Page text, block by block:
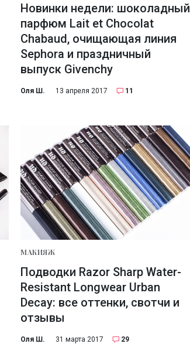
Новинки недели: шоколадный
парфюм Lait et Chocolat
Chabaud, очищающая линия
Sephora и праздничный
выпуск Givenchy
Оля Ш. 13 апреля 2017 11
МАКИЯЖ
Подводки Razor Sharp Water-
Resistant Longwear Urban
Decay: все оттенки, свотчи и
отзывы
Оля Ш. 31 марта 2017 29